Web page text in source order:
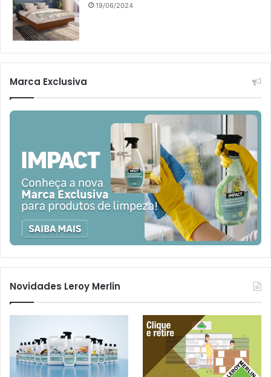
19/06/2024
Marca Exclusiva
Novidades Leroy Merlin